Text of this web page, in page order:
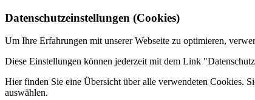
Datenschutzeinstellungen (Cookies)
Um Ihre Erfahrungen mit unserer Webseite zu optimieren,
Diese Einstellungen können jederzeit mit dem Link
Hier finden Sie eine Übersicht über alle verwendeten Cookies.
auswählen.